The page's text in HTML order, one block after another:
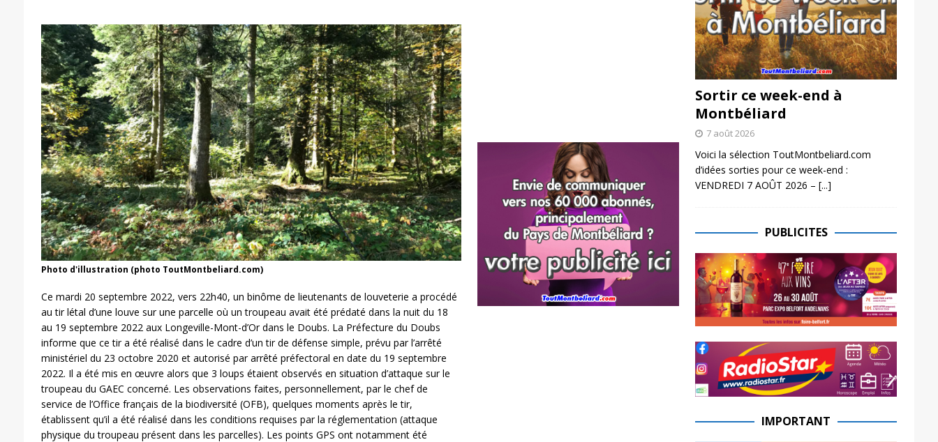
Photo d'illustration (photo ToutMontbeliard.com)
Ce mardi 20 septembre 2022, vers 22h40, un binôme de lieutenants de louveterie a procédé
au tir létal d’une louve sur une parcelle où un troupeau avait été prédaté dans la nuit du 18
au 19 septembre 2022 aux Longeville-Mont-d’Or dans le Doubs. La Préfecture du Doubs
informe que ce tir a été réalisé dans le cadre d’un tir de défense simple, prévu par l’arrêté
ministériel du 23 octobre 2020 et autorisé par arrêté préfectoral en date du 19 septembre
2022. Il a été mis en œuvre alors que 3 loups étaient observés en situation d’attaque sur le
troupeau du GAEC concerné. Les observations faites, personnellement, par le chef de
service de l’Office français de la biodiversité (OFB), quelques moments après le tir,
établissent qu’il a été réalisé dans les conditions requises par la réglementation (attaque
physique du troupeau présent dans les parcelles). Les points GPS ont notamment été
Sortir ce week-end à
Montbéliard
7 août 2026
Voici la sélection ToutMontbeliard.com
d’idées sorties pour ce week-end :
VENDREDI 7 AOÛT 2026 – [...]
PUBLICITES
IMPORTANT